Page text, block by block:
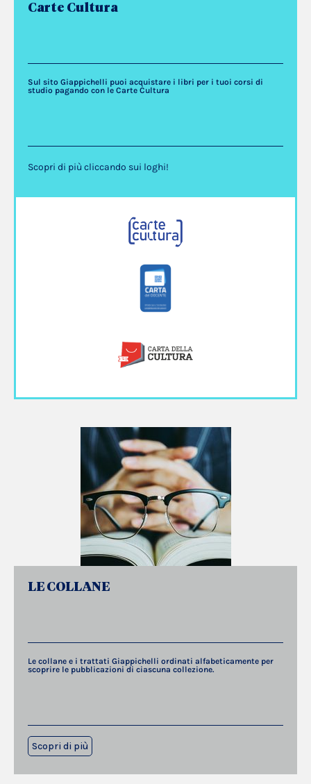
Carte Cultura
Sul sito Giappichelli puoi acquistare i libri per i tuoi corsi di
studio pagando con le Carte Cultura
Scopri di più cliccando sui loghi!
LE COLLANE
Le collane e i trattati Giappichelli ordinati alfabeticamente per
scoprire le pubblicazioni di ciascuna collezione.
Scopri di più